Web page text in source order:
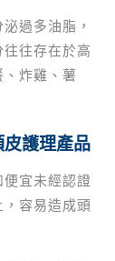
過多油脂，
往存在於高
炸雞、薯
護理產品
宜未經認證
容易造成頭